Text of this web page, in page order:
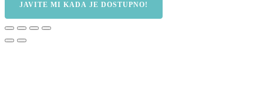
JAVITE MI KADA JE DOSTUPNO!